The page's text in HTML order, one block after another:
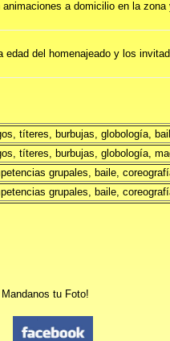
animaciones a domicilio en la
edad del homenajeado y los
títeres, burbujas, globología,
títeres, burbujas, globología,
grupales, baile,
grupales, baile,
tu Foto!